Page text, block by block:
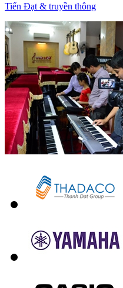
Tiến Đạt & truyền thông